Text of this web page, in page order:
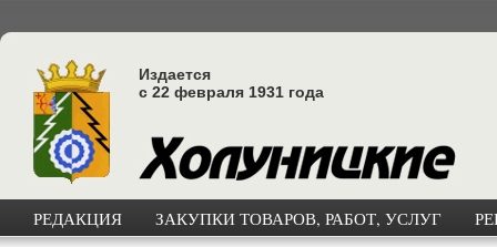
Издается
с 22 февраля 1931 года
РЕДАКЦИЯ ЗАКУПКИ ТОВАРОВ, РАБОТ, УСЛУГ